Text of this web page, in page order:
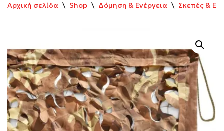
Αρχική σελίδα \ Shop \ Δόμηση & Ενέργεια \ Σκεπές &